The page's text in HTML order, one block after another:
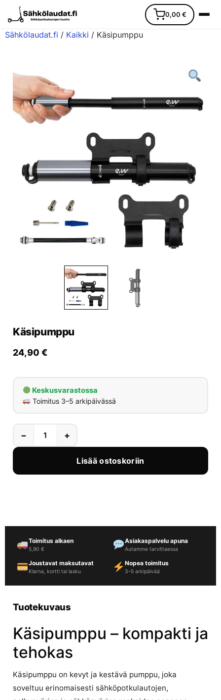
0,00 €
Etusivu
Varaosat
Lisävarusteet
Huoltopalvelu
Varaa huolto
Sähkölaudat.fi / Kaikki / Käsipumppu
Käsipumppu
24,90 €
Keskusvarastossa
Toimitus 3–5 arkipäivässä
− +
Lisää ostoskoriin
Toimitus alkaen
5,90 €
Asiakaspalvelu apuna
Autamme tarvittaessa
Joustavat maksutavat
Klarna, kortti tai lasku
Nopea toimitus
3–5 arkipäivää
Tuotekuvaus
Käsipumppu – kompakti ja
tehokas
Käsipumppu on kevyt ja kestävä pumppu, joka
soveltuu erinomaisesti sähköpotkulautojen,